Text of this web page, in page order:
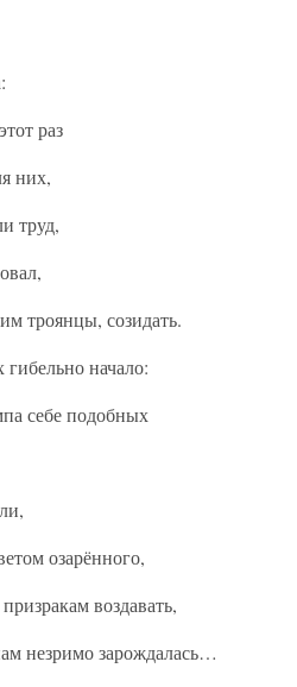
раз
них,
труд,
троянцы, созидать.
начало:
себе подобных
озарённого,
воздавать,
незримо зарождалась…